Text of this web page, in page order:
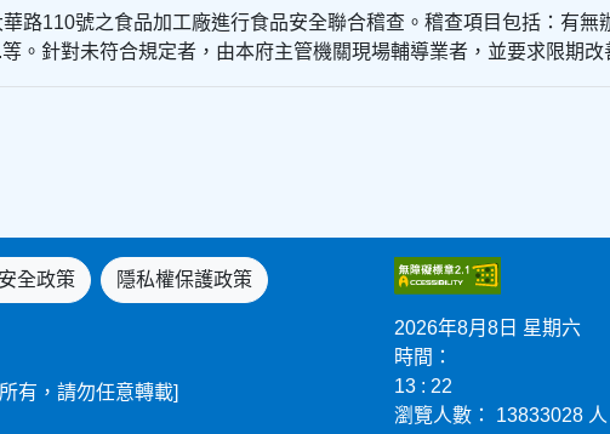
路110號之食品加工廠進行食品安全聯合稽查。稽查項目包括：有無
。針對未符合規定者，由本府主管機關現場輔導業者，並要求限期改
全政策 隱私權保護政策
有，請勿任意轉載]
2026年8月8日 星期六
時間：
13 : 22
瀏覽人數： 13833028 人